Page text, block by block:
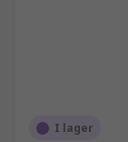
I lager